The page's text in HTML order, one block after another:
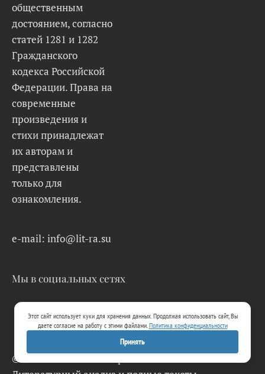
общественным
достоянием, согласно
статей 1281 и 1282
Гражданского
кодекса Российской
Федерации. Права на
современные
произведения и
стихи принадлежат
их авторам и
представлены
только для
ознакомления.
e-mail: info@lit-ra.su
Мы в социальных сетях
© 2026 Lit-Ra.su. Электронная библиотека.
Этот сайт использует куки для хранения данных. Продолжая использовать сайт, Вы
даете согласие на работу с этими файлами.Политика конфиденциальности
Принять